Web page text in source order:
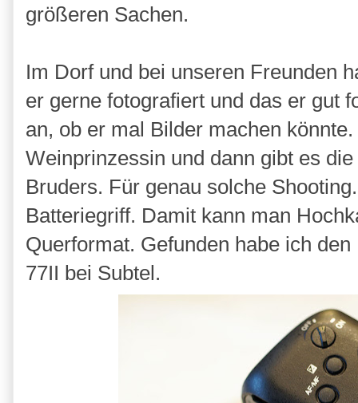
größeren Sachen.
Im Dorf und bei unseren Freunden
er gerne fotografiert und das er gut
an, ob er mal Bilder machen
Weinprinzessin und dann gibt es
Bruders. Für genau solche
Batteriegriff. Damit kann man
Querformat. Gefunden habe ich
77II bei Subtel.